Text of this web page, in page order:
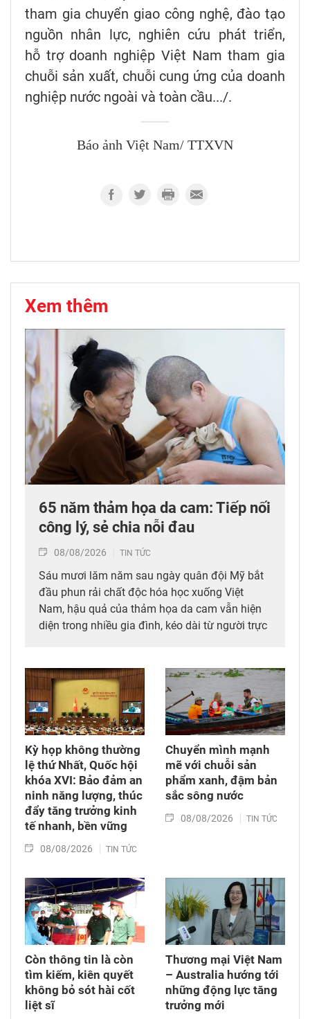
tham gia chuyển giao công nghệ, đào tạo
nguồn nhân lực, nghiên cứu phát triển,
hỗ trợ doanh nghiệp Việt Nam tham gia
chuỗi sản xuất, chuỗi cung ứng của doanh
nghiệp nước ngoài và toàn cầu.../.
Báo ảnh Việt Nam/ TTXVN
Xem thêm
65 năm thảm họa da cam: Tiếp nối
công lý, sẻ chia nỗi đau
08/08/2026 TIN TỨC
Sáu mươi lăm năm sau ngày quân đội Mỹ bắt
đầu phun rải chất độc hóa học xuống Việt
Nam, hậu quả của thảm họa da cam vẫn hiện
diện trong nhiều gia đình, kéo dài từ người trực
diễn ra tại các tòa án quốc tế mà còn cần được
tiếp tục bằng những chính sách đủ đầy hơn, để
những người sinh ra trong hòa bình không bị
bỏ lại với hậu quả của cuộc chiến mình chưa
từng trải qua.
Kỳ họp không thường
lệ thứ Nhất, Quốc hội
khóa XVI: Bảo đảm an
ninh năng lượng, thúc
đẩy tăng trưởng kinh
tế nhanh, bền vững
08/08/2026 TIN TỨC
Chuyển mình mạnh
mẽ với chuỗi sản
phẩm xanh, đậm bản
sắc sông nước
08/08/2026 TIN TỨC
Còn thông tin là còn
tìm kiếm, kiên quyết
không bỏ sót hài cốt
liệt sĩ
Thương mại Việt Nam
– Australia hướng tới
những động lực tăng
trưởng mới